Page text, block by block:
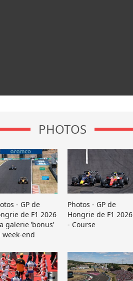
PHOTOS
- GP de
de F1 2026
galerie ’bonus’
week-end
Photos - GP de
Hongrie de F1 2026
- Course